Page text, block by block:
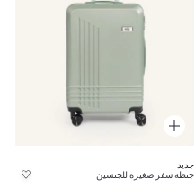
جديد
جنطة سفر صغيرة للجنسين